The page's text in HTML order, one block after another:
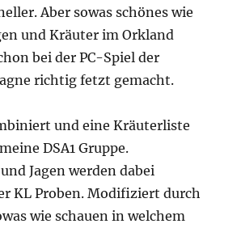
Aber sowas schönes wie
und Kräuter im Orkland
bei der PC-Spiel der
richtig fetzt gemacht.
und eine Kräuterliste
DSA1 Gruppe.
Jagen werden dabei
KL Proben. Modifiziert durch
wie schauen in welchem